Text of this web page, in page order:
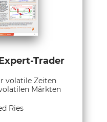
Trader
volatile Zeiten
Märkten
Ries